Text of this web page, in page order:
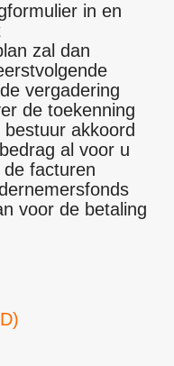
in en
zal dan
vergadering
de toekenning
akkoord
al voor u
facturen
voor de betaling